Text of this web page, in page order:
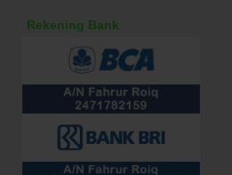
Rekening Bank